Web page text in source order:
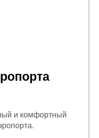
и комфортный